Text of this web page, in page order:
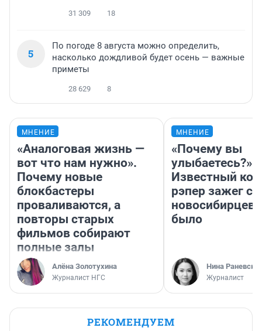
31 309 18
5
По погоде 8 августа можно определить,
насколько дождливой будет осень — важные
приметы
28 629 8
МНЕНИЕ
«Аналоговая жизнь —
вот что нам нужно».
Почему новые
блокбастеры
проваливаются, а
повторы старых
фильмов собирают
полные залы
Алёна Золотухина
Журналист НГС
МНЕНИЕ
«Почему вы
улыбаетесь?»
Известный
рэпер зажег с
новосибирцев:
было
Нина
Журналист
РЕКОМЕНДУЕМ